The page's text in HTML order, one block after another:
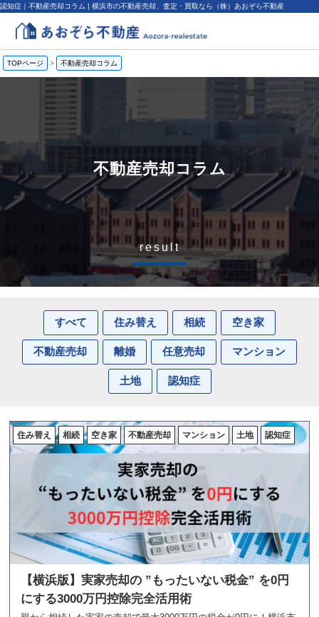
認知症｜不動産売却コラム | 横浜市の不動産売却、査定・買取なら（株）あおぞら不動産
TOPページ > 不動産売却コラム
不動産売却コラム
result
すべて 住み替え 相続 空き家
不動産売却 離婚 任意売却 マンション
土地 認知症
住み替え 相続 空き家 不動産売却 マンション 土地 認知症
【横浜版】実家売却の ”もったいない税金” を0円
にする3000万円控除完全活用術